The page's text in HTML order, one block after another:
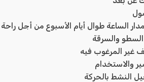
الساعة طوال أيام الأسبوع من أجل راحة
السطو والسرقة
المرغوب فيه
والاستخدام
النشط بالحركة